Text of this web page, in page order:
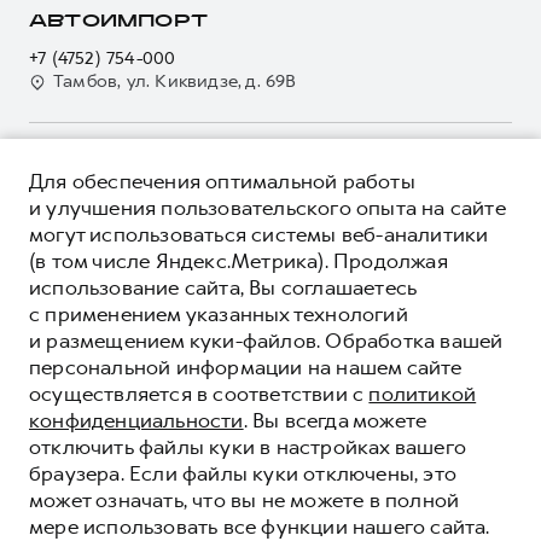
Для малого бизнеса
Система управления автопарком
Сервис для корпоративных клиентов
HAVAL Лизинг
Автомобильные аксессуары
Коллекция PRO
Коллекция Базовая
Коллекция Детская
Электронный ПТС
GWM Безопасность
Мобильное приложение GWM
Программа «HAVAL Защита+»
Руководства по эксплуатации
Подписки
Автомобильные аксессуары
Коллекция PRO
Коллекция Базовая
Коллекция Детская
О дилере
Наша команда
Контакты
АВТОИМПОРТ
+7 (4752) 754-000
Тамбов, ул. Киквидзе, д. 69В
ЦЕНЫ И ВЫГОДЫ
ЮРИДИЧЕСКАЯ ИНФОРМАЦИЯ
Вся представленная на сайте информация, касающаяся
автомобилей и сервисного обслуживания, носит
информационный характер и не является публичной офертой.
Все цены, указанные на данном сайте, носят информационный
характер и являются максимально рекомендуемыми
розничными ценами по расчетам дистрибьютора (ООО «Грейт
Волл Мотор Рус»). Для получения подробной информации
просьба обращаться к ближайшему официальному дилеру ООО
«Грейт Волл Мотор Рус» либо по телефону Горячей линии 8 (800)
511-59-86, либо на сайте. Опубликованная на данном сайте
информация может быть изменена в любое время без
****На некоторых автомобилях HAVAL может отсутствовать
система / устройство вызова экстренных оперативных служб
(блок ЭРА-ГЛОНАСС).
Показать все
© 2026 ООО «Грейт Волл Мотор Рус»
© 2026 ООО «Улей Авто Запад»
Политика конфиденциальности
Юридическая информация
Для обеспечения оптимальной работы
и улучшения пользовательского опыта на сайте
могут использоваться системы веб-аналитики
(в том числе Яндекс.Метрика). Продолжая
использование сайта, Вы соглашаетесь
с применением указанных технологий
и размещением куки-файлов. Обработка вашей
персональной информации на нашем сайте
осуществляется в соответствии с политикой
конфиденциальности. Вы всегда можете
отключить файлы куки в настройках вашего
браузера. Если файлы куки отключены, это
может означать, что вы не можете в полной
мере использовать все функции нашего сайта.